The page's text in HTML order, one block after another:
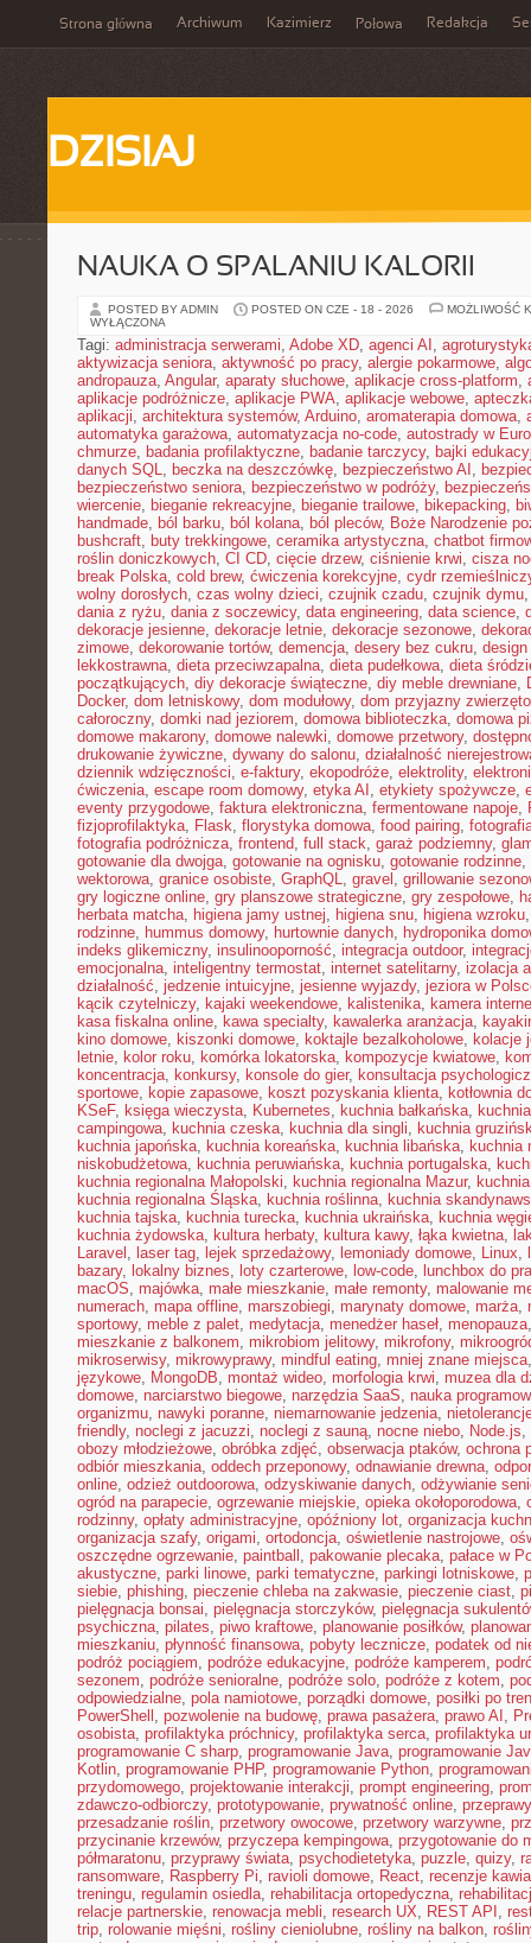
Strona główna Archiwum Kazimierz Połowa Redakcja
DZISIAJ
NAUKA O SPALANIU KALORII
POSTED BY ADMIN POSTED ON CZE - 18 - 2026
MOŻLIWOŚĆ
WYŁĄCZONA
Tagi: administracja serwerami, Adobe XD, agenci AI ,
aktywizacja seniora, aktywność po pracy, alergie pokarmowe,
andropauza, Angular, aparaty słuchowe, aplikacje cross-platform,
aplikacje podróżnicze, aplikacje PWA, aplikacje webowe,
aplikacji, architektura systemów, Arduino, aromaterapia domowa,
automatyka garażowa, automatyzacja no-code, autostrady w
chmurze, badania profilaktyczne, badanie tarczycy, bajki
danych SQL, beczka na deszczówkę, bezpieczeństwo AI ,
bezpieczeństwo seniora, bezpieczeństwo w podróży,
wiercenie, bieganie rekreacyjne, bieganie trailowe, bikepacking,
handmade, ból barku, ból kolana, ból pleców, Boże Narodzenie
bushcraft, buty trekkingowe, ceramika artystyczna, chatbot
roślin doniczkowych, CI CD, cięcie drzew, ciśnienie krwi, cisza
break Polska, cold brew, ćwiczenia korekcyjne, cydr
wolny dorosłych, czas wolny dzieci, czujnik czadu, czujnik dymu
dania z ryżu, dania z soczewicy, data engineering, data science,
dekoracje jesienne, dekoracje letnie, dekoracje sezonowe,
zimowe, dekorowanie tortów, demencja, desery bez cukru,
lekkostrawna, dieta przeciwzapalna, dieta pudełkowa, dieta
początkujących, diy dekoracje świąteczne, diy meble drewniane,
Docker, dom letniskowy, dom modułowy, dom przyjazny
całoroczny, domki nad jeziorem, domowa biblioteczka, domowa
domowe makarony, domowe nalewki, domowe przetwory,
drukowanie żywiczne, dywany do salonu, działalność
dziennik wdzięczności, e-faktury, ekopodróże, elektrolity,
ćwiczenia, escape room domowy, etyka AI , etykiety spożywcze,
eventy przygodowe, faktura elektroniczna, fermentowane napoje,
fizjoprofilaktyka, Flask, florystyka domowa, food pairing,
fotografia podróżnicza, frontend, full stack, garaż podziemny,
gotowanie dla dwojga, gotowanie na ognisku, gotowanie rodzinne,
wektorowa, granice osobiste, GraphQL, gravel , grillowanie
gry logiczne online, gry planszowe strategiczne, gry zespołowe,
herbata matcha, higiena jamy ustnej, higiena snu, higiena wzroku
rodzinne, hummus domowy, hurtownie danych, hydroponika
indeks glikemiczny, insulinooporność, integracja outdoor,
emocjonalna, inteligentny termostat, internet satelitarny, izolacja
działalność, jedzenie intuicyjne, jesienne wyjazdy, jeziora w
kącik czytelniczy, kajaki weekendowe, kalistenika, kamera
kasa fiskalna online, kawa specialty, kawalerka aranżacja,
kino domowe, kiszonki domowe, koktajle bezalkoholowe, kolacje
letnie, kolor roku, komórka lokatorska, kompozycje kwiatowe,
koncentracja, konkursy, konsole do gier, konsultacja
sportowe, kopie zapasowe, koszt pozyskania klienta, kotłownia
KSeF, księga wieczysta, Kubernetes, kuchnia bałkańska,
campingowa, kuchnia czeska, kuchnia dla singli, kuchnia
kuchnia japońska, kuchnia koreańska, kuchnia libańska, kuchnia
niskobudżetowa, kuchnia peruwiańska, kuchnia portugalska,
kuchnia regionalna Małopolski, kuchnia regionalna Mazur,
kuchnia regionalna Śląska, kuchnia roślinna, kuchnia
kuchnia tajska, kuchnia turecka, kuchnia ukraińska, kuchnia
kuchnia żydowska, kultura herbaty, kultura kawy, łąka kwietna,
Laravel , laser tag, lejek sprzedażowy, lemoniady domowe, Linux,
bazary, lokalny biznes, loty czarterowe, low-code, lunchbox do
macOS, majówka, małe mieszkanie, małe remonty, malowanie
numerach, mapa offline, marszobiegi, marynaty domowe, marża,
sportowy, meble z palet, medytacja, menedżer haseł, menopauza
mieszkanie z balkonem, mikrobiom jelitowy, mikrofony,
mikroserwisy, mikrowyprawy, mindful eating, mniej znane miejsca
językowe, MongoDB, montaż wideo, morfologia krwi, muzea dla
domowe, narciarstwo biegowe, narzędzia SaaS, nauka
organizmu, nawyki poranne, niemarnowanie jedzenia,
friendly, noclegi z jacuzzi, noclegi z sauną, nocne niebo, Node.js,
obozy młodzieżowe, obróbka zdjęć, obserwacja ptaków, ochrona
odbiór mieszkania, oddech przeponowy, odnawianie drewna,
online, odzież outdoorowa, odzyskiwanie danych, odżywianie
ogród na parapecie, ogrzewanie miejskie, opieka okołoporodowa,
rodzinny, opłaty administracyjne, opóźniony lot, organizacja
organizacja szafy, origami, ortodoncja, oświetlenie nastrojowe,
oszczędne ogrzewanie, paintball , pakowanie plecaka, pałace w
akustyczne, parki linowe, parki tematyczne, parkingi lotniskowe,
siebie, phishing, pieczenie chleba na zakwasie, pieczenie ciast,
pielęgnacja bonsai, pielęgnacja storczyków, pielęgnacja
psychiczna, pilates, piwo kraftowe, planowanie posiłków,
mieszkaniu, płynność finansowa, pobyty lecznicze, podatek od
podróż pociągiem, podróże edukacyjne, podróże kamperem,
sezonem, podróże senioralne, podróże solo, podróże z kotem,
odpowiedzialne, pola namiotowe, porządki domowe, posiłki po
PowerShell , pozwolenie na budowę, prawa pasażera, prawo AI ,
osobista, profilaktyka próchnicy, profilaktyka serca, profilaktyka
programowanie C sharp, programowanie Java, programowanie
Kotlin, programowanie PHP, programowanie Python,
przydomowego, projektowanie interakcji, prompt engineering,
zdawczo-odbiorczy, prototypowanie, prywatność online,
przesadzanie roślin, przetwory owocowe, przetwory warzywne,
przycinanie krzewów, przyczepa kempingowa, przygotowanie do
półmaratonu, przyprawy świata, psychodietetyka, puzzle, quizy,
ransomware, Raspberry Pi, ravioli domowe, React, recenzje
treningu, regulamin osiedla, rehabilitacja ortopedyczna,
relacje partnerskie, renowacja mebli, research UX, REST API ,
trip, rolowanie mięśni, rośliny cieniolubne, rośliny na balkon,